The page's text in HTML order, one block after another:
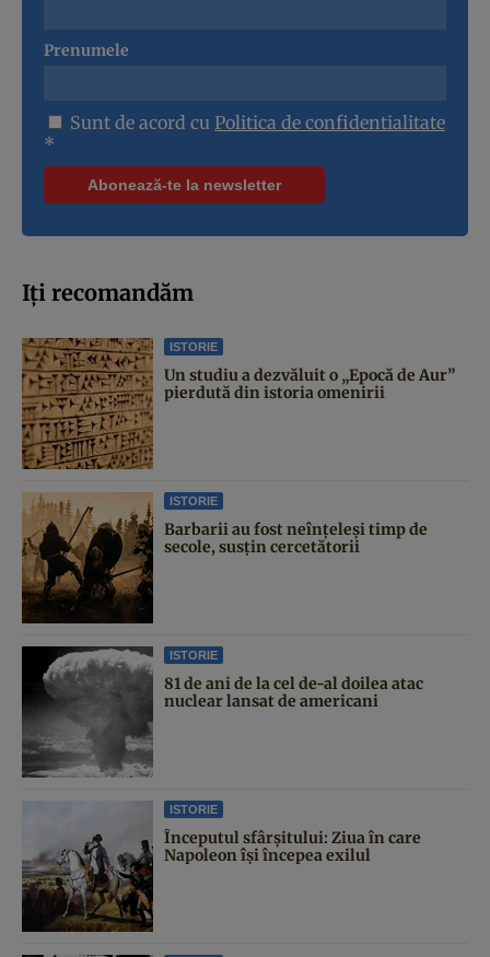
Prenumele
Sunt de acord cu Politica de confidentialitate
*
Iți recomandăm
ISTORIE
Un studiu a dezvăluit o „Epocă de Aur”
pierdută din istoria omenirii
ISTORIE
Barbarii au fost neînțeleși timp de
secole, susțin cercetătorii
ISTORIE
81 de ani de la cel de-al doilea atac
nuclear lansat de americani
ISTORIE
Începutul sfârşitului: Ziua în care
Napoleon îşi începea exilul